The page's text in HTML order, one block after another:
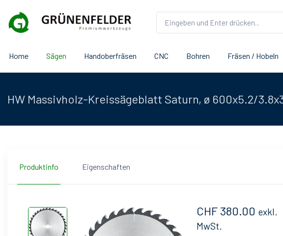
Home Sägen Handoberfräsen CNC Bohren Fräsen / Hobeln
HW Massivholz-Kreissägeblatt Saturn, ø 600x5.2/
Produktinfo Eigenschaften
CHF 380.00 exkl.
MwSt.